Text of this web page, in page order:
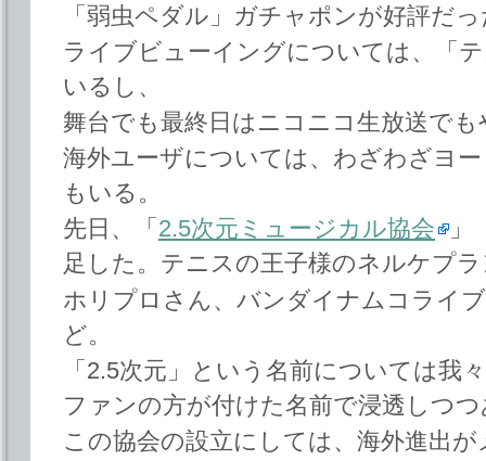
「弱虫ペダル」ガチャポンが好評だ
ライブビューイングについては、「
いるし、
舞台でも最終日はニコニコ生放送で
海外ユーザについては、わざわざヨ
もいる。
先日、「 2.5次元ミュージカル協会
足した。テニスの王子様のネルケプ
ホリプロさん、バンダイナムコライ
ど。
「2.5次元」という名前については我
ファンの方が付けた名前で浸透しつ
この協会の設立にしては、海外進出